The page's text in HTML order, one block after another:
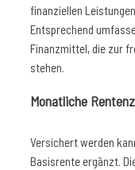
finanziellen
Entsprechend
Finanzmittel, die zur
stehen.
Monatliche
Versichert werden
Basisrente ergänzt.